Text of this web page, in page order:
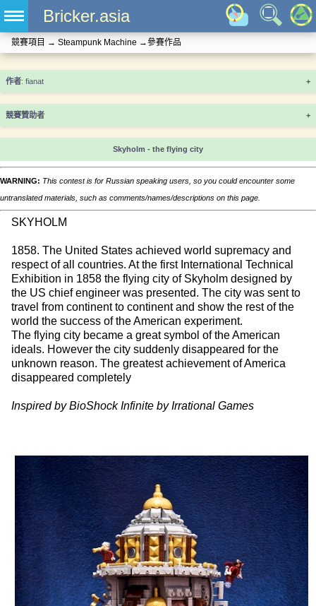
Bricker.asia
競賽項目 → Steampunk Machine →參賽作品
+
競賽贊助者 +
Skyholm - the flying city
WARNING: This contest is for Russian speaking users, so you could encounter some
untranslated materials, such as comments/names/descriptions on this page.
SKYHOLM
1858. The United States achieved world supremacy and
respect of all countries. At the first International Technical
Exhibition in 1858 the flying city of Skyholm designed by
the US chief engineer was presented. The city was sent to
travel from continent to continent and show the rest of the
world the success of the American experiment.
The flying city became a great symbol of the American
ideals. However the city suddenly disappeared for the
unknown reason. The greatest achievement of America
disappeared completely
Inspired by BioShock Infinite by Irrational Games